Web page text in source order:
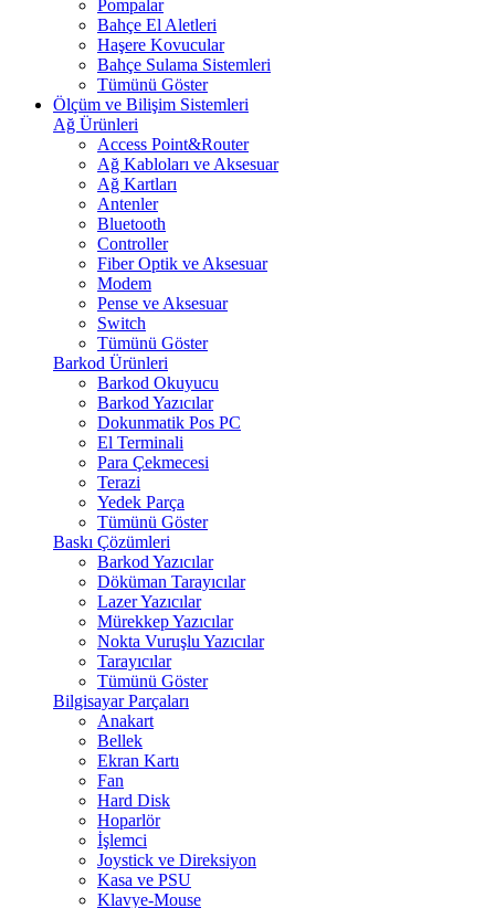
Pompalar
Bahçe El Aletleri
Haşere Kovucular
Bahçe Sulama Sistemleri
Tümünü Göster
Ölçüm ve Bilişim Sistemleri
Ağ Ürünleri
Access Point&Router
Ağ Kabloları ve Aksesuar
Ağ Kartları
Antenler
Bluetooth
Controller
Fiber Optik ve Aksesuar
Modem
Pense ve Aksesuar
Switch
Tümünü Göster
Barkod Ürünleri
Barkod Okuyucu
Barkod Yazıcılar
Dokunmatik Pos PC
El Terminali
Para Çekmecesi
Terazi
Yedek Parça
Tümünü Göster
Baskı Çözümleri
Barkod Yazıcılar
Döküman Tarayıcılar
Lazer Yazıcılar
Mürekkep Yazıcılar
Nokta Vuruşlu Yazıcılar
Tarayıcılar
Tümünü Göster
Bilgisayar Parçaları
Anakart
Bellek
Ekran Kartı
Fan
Hard Disk
Hoparlör
İşlemci
Joystick ve Direksiyon
Kasa ve PSU
Klavye-Mouse